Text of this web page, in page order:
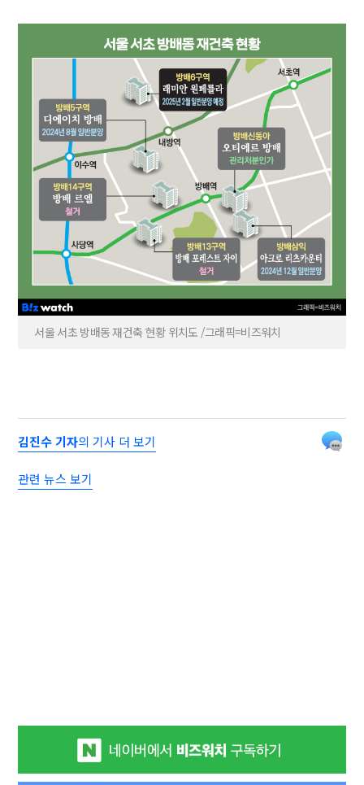
서울 서초 방배동 재건축 현황 위치도 /그래픽=비즈워치
김진수 기자의 기사 더 보기
관련 뉴스 보기